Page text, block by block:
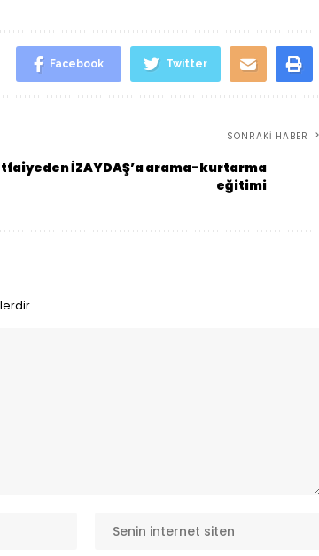
Facebook Twitter
SONRAKI HABER
İZAYDAŞ’a arama-kurtarma
eğitimi